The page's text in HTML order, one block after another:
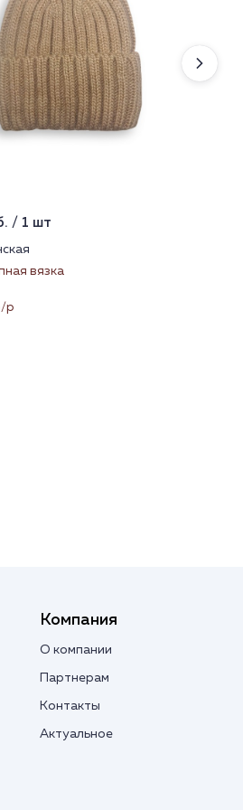
/ 1 шт
вязка
р
Компания
О компании
Партнерам
Контакты
Актуальное